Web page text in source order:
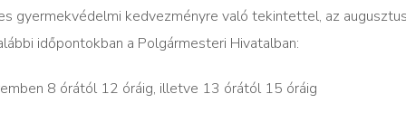
gyermekvédelmi kedvezményre való tekintettel, az
időpontokban a Polgármesteri Hivatalban:
8 órától 12 óráig, illetve 13 órától 15 óráig